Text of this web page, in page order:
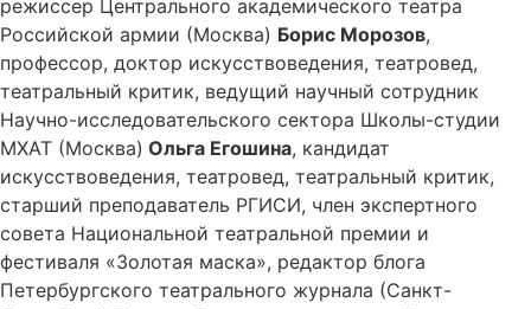
режиссер Центрального академического театра
Российской армии (Москва) Борис Морозов,
профессор, доктор искусствоведения, театровед,
театральный критик, ведущий научный сотрудник
Научно-исследовательского сектора Школы-студии
МХАТ (Москва) Ольга Егошина, кандидат
искусствоведения, театровед, театральный критик,
старший преподаватель РГИСИ, член экспертного
совета Национальной театральной премии и
фестиваля «Золотая маска», редактор блога
Петербургского театрального журнала (Санкт-